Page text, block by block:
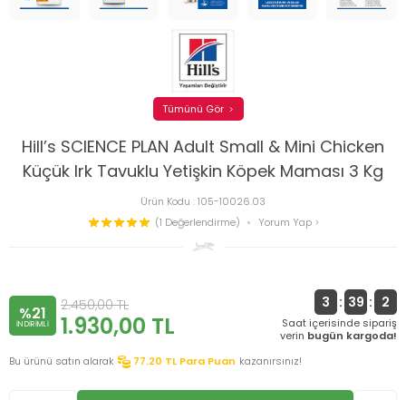
Hill’s SCIENCE PLAN Adult Small & Mini Chicken
Küçük Irk Tavuklu Yetişkin Köpek Maması 3 Kg
Ürün Kodu :105-10026.03
(1 Değerlendirme)
Yorum Yap
Tümünü Gör
%21
INDIRIMLI
2.450,00TL
1.930,00 TL
3 : 39 : 2
Saat içerisinde sipariş
verin bugün kargoda!
Bu ürünü satın alarak
77.20 TL Para Puan kazanırsınız!